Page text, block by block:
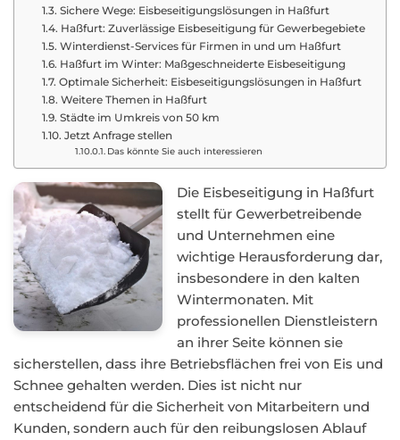
Sichere Wege: Eisbeseitigungslösungen in Haßfurt
Haßfurt: Zuverlässige Eisbeseitigung für Gewerbegebiete
Winterdienst-Services für Firmen in und um Haßfurt
Haßfurt im Winter: Maßgeschneiderte Eisbeseitigung
Optimale Sicherheit: Eisbeseitigungslösungen in Haßfurt
Weitere Themen in Haßfurt
Städte im Umkreis von 50 km
Jetzt Anfrage stellen
Das könnte Sie auch interessieren
Die Eisbeseitigung in Haßfurt
stellt für Gewerbetreibende
und Unternehmen eine
wichtige Herausforderung dar,
insbesondere in den kalten
Wintermonaten. Mit
professionellen Dienstleistern
an ihrer Seite können sie
sicherstellen, dass ihre Betriebsflächen frei von Eis und
Schnee gehalten werden. Dies ist nicht nur
entscheidend für die Sicherheit von Mitarbeitern und
Kunden, sondern auch für den reibungslosen Ablauf